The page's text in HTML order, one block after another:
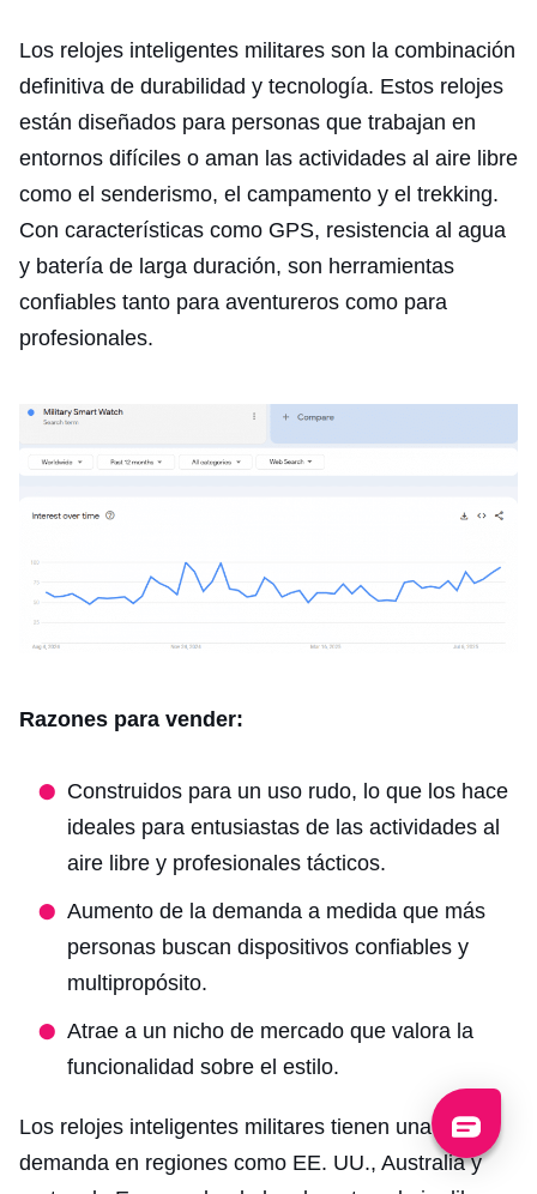
Los relojes inteligentes militares son la combinación
definitiva de durabilidad y tecnología. Estos relojes
están diseñados para personas que trabajan en
entornos difíciles o aman las actividades al aire libre
como el senderismo, el campamento y el trekking.
Con características como GPS, resistencia al agua
y batería de larga duración, son herramientas
confiables tanto para aventureros como para
profesionales.
Razones para vender:
Construidos para un uso rudo, lo que los hace
ideales para entusiastas de las actividades al
aire libre y profesionales tácticos.
Aumento de la demanda a medida que más
personas buscan dispositivos confiables y
multipropósito.
Atrae a un nicho de mercado que valora la
funcionalidad sobre el estilo.
Los relojes inteligentes militares tienen una gran
demanda en regiones como EE. UU., Australia y